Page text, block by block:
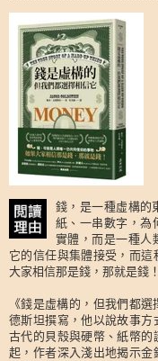
錢，是一種虛構的
紙、一串數字，為
實體，而是一種人
它的信任與集體接受，而
大家相信那是錢，那就是錢！
《錢是虛構的，但我們都
德斯坦撰寫，他以說故事
古代的貝殼與硬幣、紙幣
起，作者深入淺出地揭示金